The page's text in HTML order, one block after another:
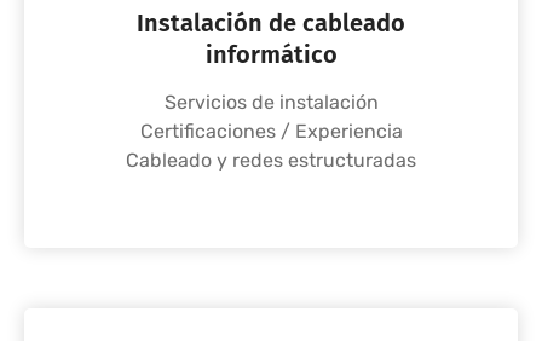
Instalación de cableado
informático
Servicios de instalación
Certificaciones / Experiencia
Cableado y redes estructuradas